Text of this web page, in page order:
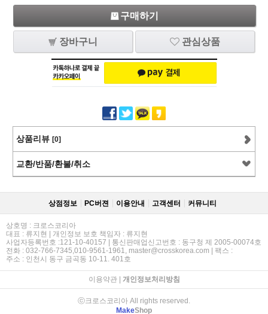
구매하기
장바구니 관심상품
상품리뷰 [0]
교환/반품/환불/취소
상점정보 PC버젼 이용안내 고객센터 커뮤니티
상호명 : 크로스코리아
대표 : 류지현 | 개인정보 보호 책임자 : 류지현
사업자등록번호 :121-10-40157 | 통신판매업신고번호 : 동구청 제 2005-00074호
전화 : 032-766-7345,010-9561-1961, master@crosskorea.com | 팩스 :
주소 : 인천시 동구 금곡동 10-11. 401호
이용약관| 개인정보처리방침
ⓒ크로스코리아 All rights reserved.
MakeShop